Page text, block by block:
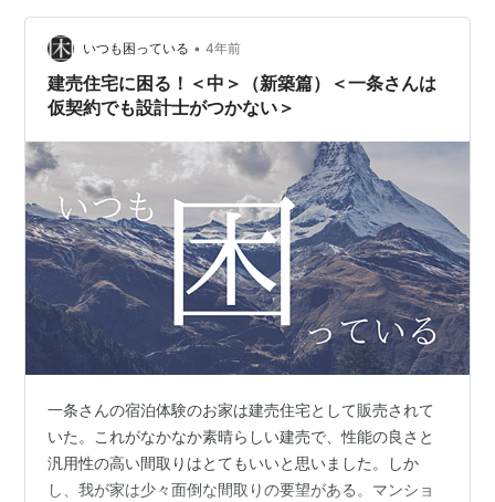
いつも困っている • 4年前
建売住宅に困る！＜中＞（新築篇）＜一条さんは
仮契約でも設計士がつかない＞
一条さんの宿泊体験のお家は建売住宅として販売されて
いた。これがなかなか素晴らしい建売で、性能の良さと
汎用性の高い間取りはとてもいいと思いました。しか
し、我が家は少々面倒な間取りの要望がある。マンショ